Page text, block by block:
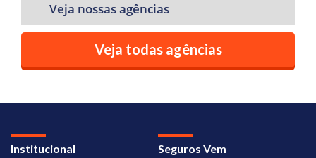
Veja nossas agências
Veja todas agências
Institucional Seguros Vem